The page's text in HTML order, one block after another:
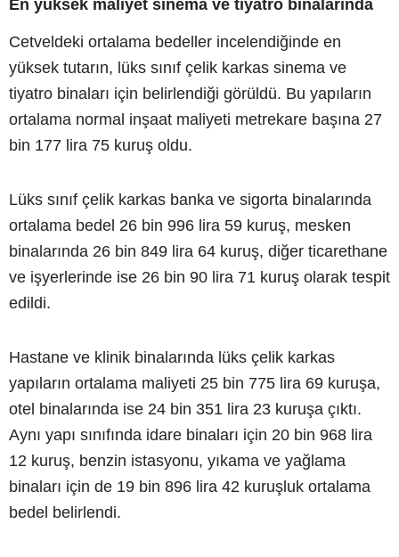
En yüksek maliyet sinema ve tiyatro binalarında
Cetveldeki ortalama bedeller incelendiğinde en
yüksek tutarın, lüks sınıf çelik karkas sinema ve
tiyatro binaları için belirlendiği görüldü. Bu yapıların
ortalama normal inşaat maliyeti metrekare başına 27
bin 177 lira 75 kuruş oldu.
Lüks sınıf çelik karkas banka ve sigorta binalarında
ortalama bedel 26 bin 996 lira 59 kuruş, mesken
binalarında 26 bin 849 lira 64 kuruş, diğer ticarethane
ve işyerlerinde ise 26 bin 90 lira 71 kuruş olarak tespit
edildi.
Hastane ve klinik binalarında lüks çelik karkas
yapıların ortalama maliyeti 25 bin 775 lira 69 kuruşa,
otel binalarında ise 24 bin 351 lira 23 kuruşa çıktı.
Aynı yapı sınıfında idare binaları için 20 bin 968 lira
12 kuruş, benzin istasyonu, yıkama ve yağlama
binaları için de 19 bin 896 lira 42 kuruşluk ortalama
bedel belirlendi.